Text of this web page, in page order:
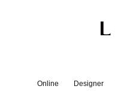
Online Designer